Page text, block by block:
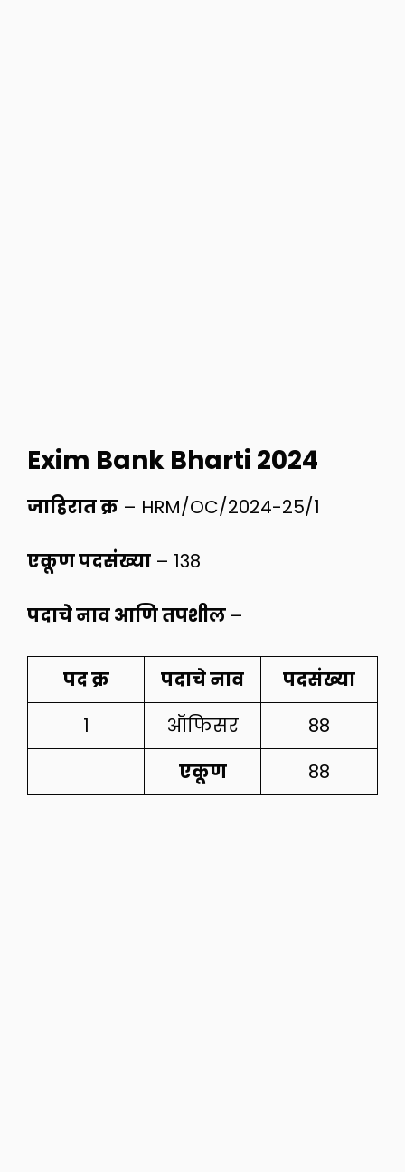
Exim Bank Bharti 2024
जाहिरात क्र – HRM/OC/2024-25/1
एकूण पदसंख्या – 138
पदाचे नाव आणि तपशील –
पदक्र पदाचेनाव
पदसंख्या
1
ऑफिसर
88
एकूण
88